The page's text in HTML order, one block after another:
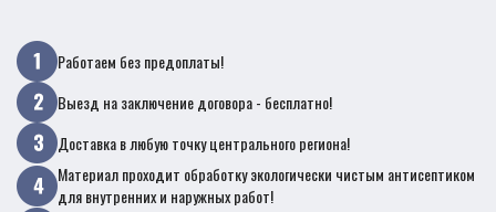
Работаем без предоплаты!
Выезд на заключение договора - бесплатно!
Доставка в любую точку центрального региона!
Материал проходит обработку экологически чистым антисептиком
для внутренних и наружных работ!